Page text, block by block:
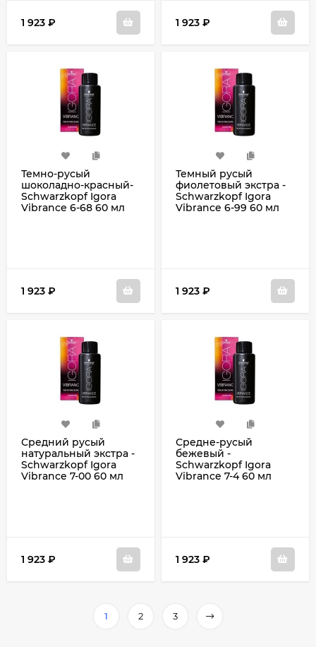
1 923 ₽ 1 923 ₽
Темно-русый
шоколадно-красный-
Schwarzkopf Igora
Vibrance 6-68 60 мл
1 923 ₽
Темный русый
фиолетовый экстра -
Schwarzkopf Igora
Vibrance 6-99 60 мл
1 923 ₽
Средний русый
натуральный экстра -
Schwarzkopf Igora
Vibrance 7-00 60 мл
1 923 ₽
Средне-русый
бежевый -
Schwarzkopf Igora
Vibrance 7-4 60 мл
1 923 ₽
1 2 3